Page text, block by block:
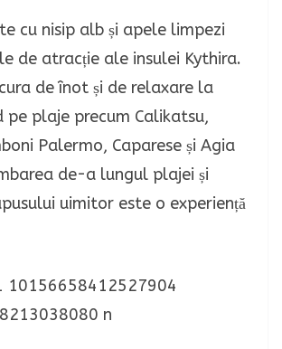
cu nisip alb și apele limpezi
de atracție ale insulei Kythira.
de înot și de relaxare la
pe plaje precum Calikatsu,
Palermo, Caparese și Agia
de-a lungul plajei și
uimitor este o experiență